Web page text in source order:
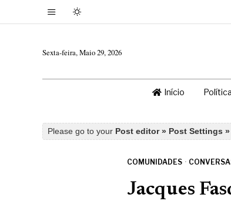
Sexta-feira, Maio 29, 2026
Início Política
Please go to your Post editor » Post Settings
COMUNIDADES ·
Jacques